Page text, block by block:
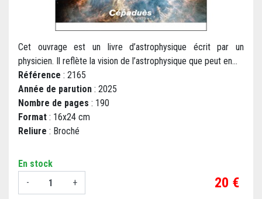
Cet ouvrage est un livre d’astrophysique écrit par un
physicien. Il reflète la vision de l’astrophysique que peut en...
Référence : 2165
Année de parution : 2025
Nombre de pages : 190
Format : 16x24 cm
Reliure : Broché
En stock
-
+ Prix
20 €